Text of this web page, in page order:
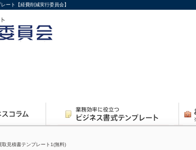
ート【経費削減実行委員会】
取見積書テンプレート1(無料)